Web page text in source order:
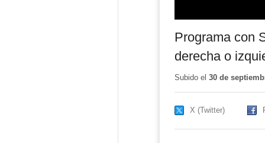
Programa con
derecha o
Subido el 30 de
X (Twitter)